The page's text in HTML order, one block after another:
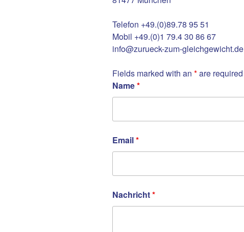
Telefon +49.(0)89.78 95 51
Mobil +49.(0)1 79.4 30 86 67
info@zurueck-zum-gleichgewicht.de
Fields marked with an *are required
Name*
Email*
Nachricht*